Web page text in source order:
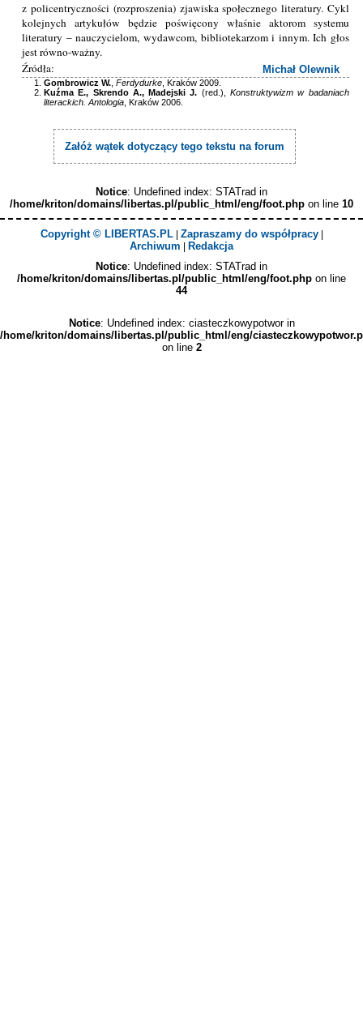
z policentryczności (rozproszenia) zjawiska społecznego literatury. Cykl
kolejnych artykułów będzie poświęcony właśnie aktorom systemu
literatury – nauczycielom, wydawcom, bibliotekarzom i innym. Ich głos
jest równo-ważny.
Michał Olewnik
Źródła:
Gombrowicz W. ,Ferdydurke , Kraków 2009.
Kuźma E., Skrendo A., Madejski J. (red.),Konstruktywizm w badaniach
literackich. Antologia , Kraków 2006.
Załóż wątek dotyczący tego tekstu na forum
Notice: Undefined index: STATrad in
/home/kriton/domains/libertas.pl/public_html/eng/foot.php on line 10
Copyright © LIBERTAS.PL| Zapraszamy do współpracy|
Archiwum | Redakcja
Notice: Undefined index: STATrad in
/home/kriton/domains/libertas.pl/public_html/eng/foot.php on line
44
Notice: Undefined index: ciasteczkowypotwor in
/home/kriton/domains/libertas.pl/public_html/eng/
on line 2